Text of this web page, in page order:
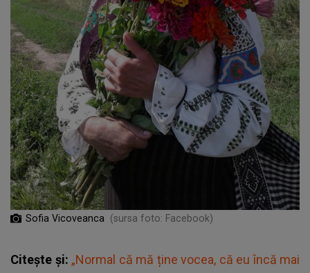
Sofia Vicoveanca (sursa foto: Facebook)
Citește și: „Normal că mă ține vocea, că eu încă mai